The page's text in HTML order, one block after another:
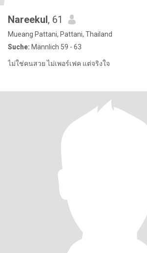
Nareekul, 61
Mueang Pattani, Pattani, Thailand
Suche: Männlich 59 - 63
ไม่ใช่คนสวย ไม่เพอร์เฟค แต่จริงใจ